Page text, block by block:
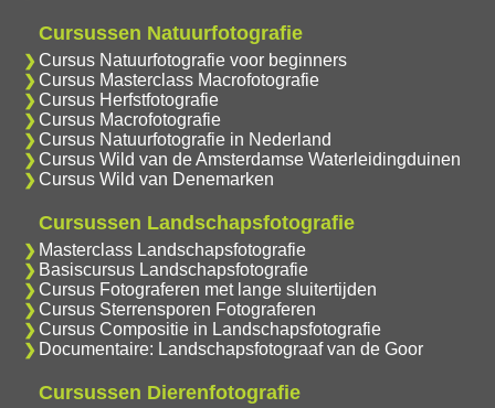
Cursussen Natuurfotografie
Cursus Natuurfotografie voor beginners
Cursus Masterclass Macrofotografie
Cursus Herfstfotografie
Cursus Macrofotografie
Cursus Natuurfotografie in Nederland
Cursus Wild van de Amsterdamse Waterleidingduinen
Cursus Wild van Denemarken
Cursussen Landschapsfotografie
Masterclass Landschapsfotografie
Basiscursus Landschapsfotografie
Cursus Fotograferen met lange sluitertijden
Cursus Sterrensporen Fotograferen
Cursus Compositie in Landschapsfotografie
Documentaire: Landschapsfotograaf van de Goor
Cursussen Dierenfotografie